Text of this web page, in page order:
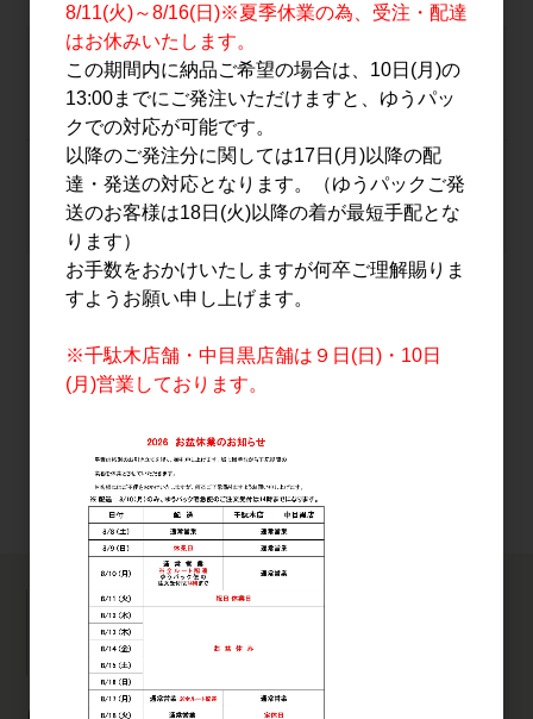
メールアドレス
パスワード
ログイン状態を保存する
新規会員登録 パスワードをお忘れの方
お電話でのお問い合わせ
9:00〜17:00(日祝除く)
03-3821-4557
8/11(火)～8/16(日)※夏季休業の為、受注・配達
はお休みいたします。
この期間内に納品ご希望の場合は、10日(月)の
13:00までにご発注いただけますと、ゆうパッ
クでの対応が可能です。
以降のご発注分に関しては17日(月)以降の配
達・発送の対応となります。（ゆうパックご発
送のお客様は18日(火)以降の着が最短手配とな
ります）
お手数をおかけいたしますが何卒ご理解賜りま
すようお願い申し上げます。
※千駄木店舗・中目黒店舗は９日(日)・10日
(月)営業しております。